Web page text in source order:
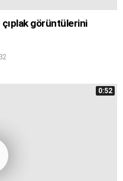
çıplak görüntülerini
0:52